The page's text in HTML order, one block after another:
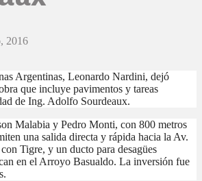
2016
Argentinas, Leonardo Nardini, dejó
que incluye pavimentos y tareas
de Ing. Adolfo Sourdeaux.
Malabia y Pedro Monti, con 800 metros
una salida directa y rápida hacia la Av.
Tigre, y un ducto para desagües
en el Arroyo Basualdo. La inversión fue